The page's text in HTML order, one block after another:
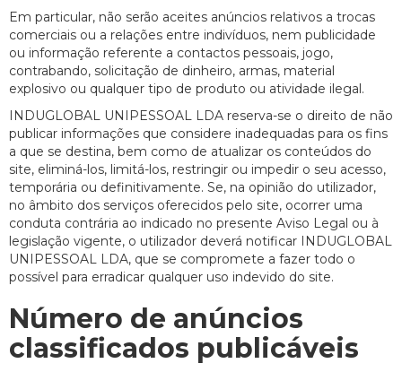
Em particular, não serão aceites anúncios relativos a trocas
comerciais ou a relações entre indivíduos, nem publicidade
ou informação referente a contactos pessoais, jogo,
contrabando, solicitação de dinheiro, armas, material
explosivo ou qualquer tipo de produto ou atividade ilegal.
INDUGLOBAL UNIPESSOAL LDA reserva-se o direito de não
publicar informações que considere inadequadas para os fins
a que se destina, bem como de atualizar os conteúdos do
site, eliminá-los, limitá-los, restringir ou impedir o seu acesso,
temporária ou definitivamente. Se, na opinião do utilizador,
no âmbito dos serviços oferecidos pelo site, ocorrer uma
conduta contrária ao indicado no presente Aviso Legal ou à
legislação vigente, o utilizador deverá notificar INDUGLOBAL
UNIPESSOAL LDA, que se compromete a fazer todo o
possível para erradicar qualquer uso indevido do site.
Número de anúncios
classificados publicáveis